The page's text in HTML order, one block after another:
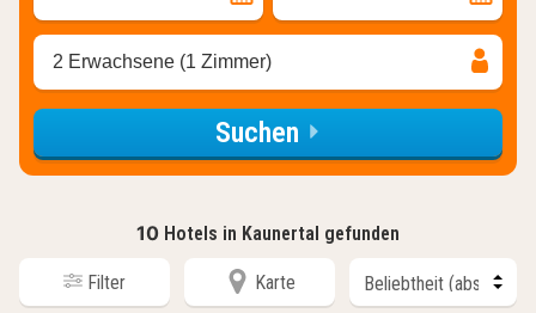
2 Erwachsene (1 Zimmer)
Suchen
10 Hotels in Kaunertal gefunden
Filter Karte